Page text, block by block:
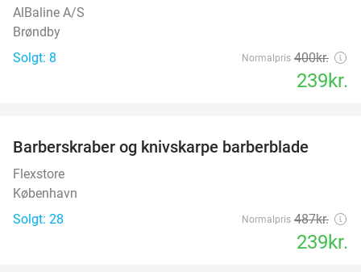
AlBaline A/S
Brøndby
Solgt: 8
Normalpris 400kr.
239kr.
Barberskraber og knivskarpe barberblade
Flexstore
København
Solgt: 28
Normalpris 487kr.
239kr.